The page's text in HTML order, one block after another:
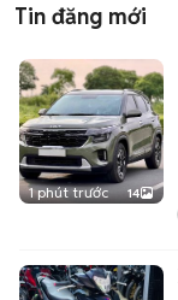
Tin đăng mới
1 phút trước 14